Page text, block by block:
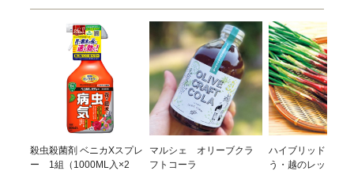
殺虫殺菌剤 ベニカXスプレ
ー 1組（1000ML入×2
マルシェ オリーブクラ
フトコーラ
ハイブリッドらっ
う・越のレッド